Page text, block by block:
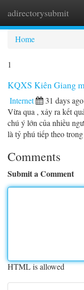
adirectorysubmit
Home
1
KQXS Kiên Giang
Internet 31 days ago
Vừa qua , xảy ra kết
chú ý lớn của nhiều
là tỷ phú tiếp theo trong
Comments
Submit a Comment
HTML is allowed